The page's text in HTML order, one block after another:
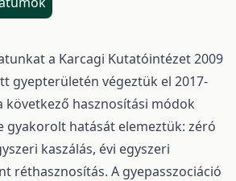
a Karcagi Kutatóintézet 2009
gyepterületén végeztük el 2017-
következő hasznosítási módok
gyakorolt hatását elemeztük: zéró
kaszálás, évi egyszeri
réthasznosítás. A gyepasszociáció